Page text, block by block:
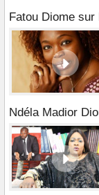
Fatou Diome
Ndéla Madior